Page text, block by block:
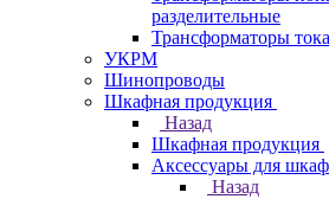
разделительные
Трансформаторы тока
УКРМ
Шинопроводы
Шкафная продукция
Назад
Шкафная продукция
Аксессуары для
Назад